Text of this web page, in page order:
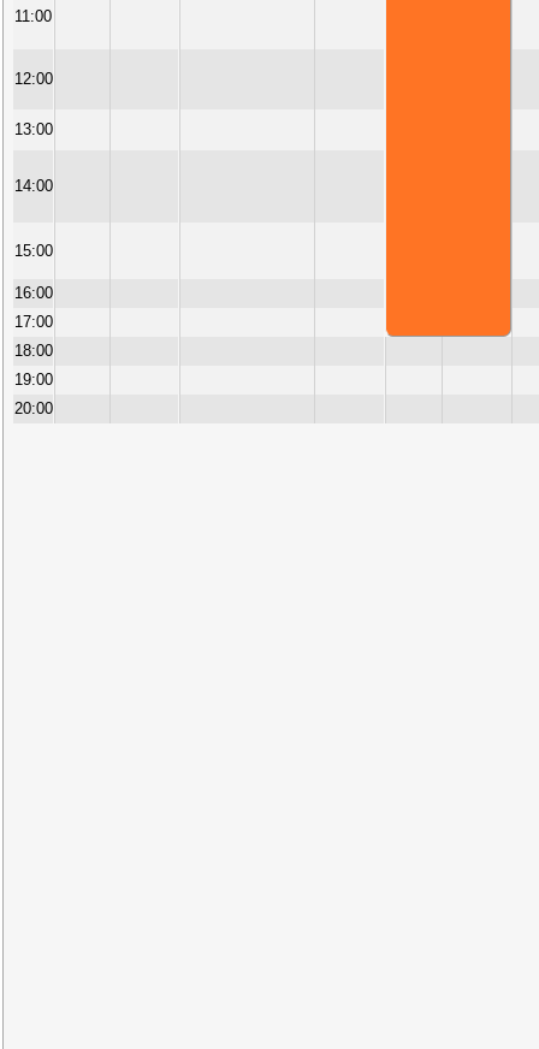
11:00
12:00
13:00
14:00
15:00
16:00
17:00
18:00
19:00
20:00